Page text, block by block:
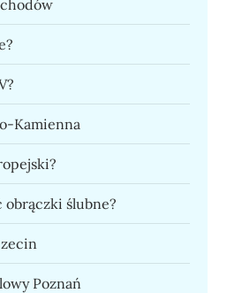
Kamienna
obrączki ślubne?
Poznań